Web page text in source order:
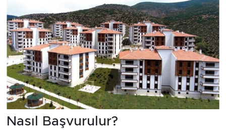
Nasıl Başvurulur?